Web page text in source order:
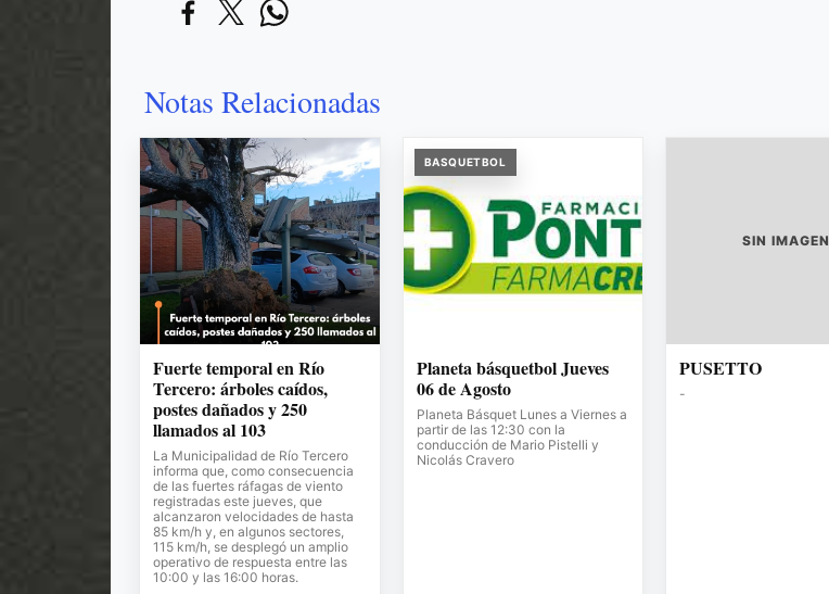
Notas Relacionadas
Fuerte temporal en Río
Tercero: árboles caídos,
postes dañados y 250
llamados al 103
La Municipalidad de Río Tercero
informa que, como consecuencia
de las fuertes ráfagas de viento
registradas este jueves, que
alcanzaron velocidades de hasta
85 km/h y, en algunos sectores,
115 km/h, se desplegó un amplio
operativo de respuesta entre las
10:00 y las 16:00 horas.
BASQUETBOL
Planeta básquetbol Jueves
06 de Agosto
Planeta Básquet Lunes a Viernes a
partir de las 12:30 con la
conducción de Mario Pistelli y
Nicolás Cravero
SIN IMAGEN
PUSETTO
-